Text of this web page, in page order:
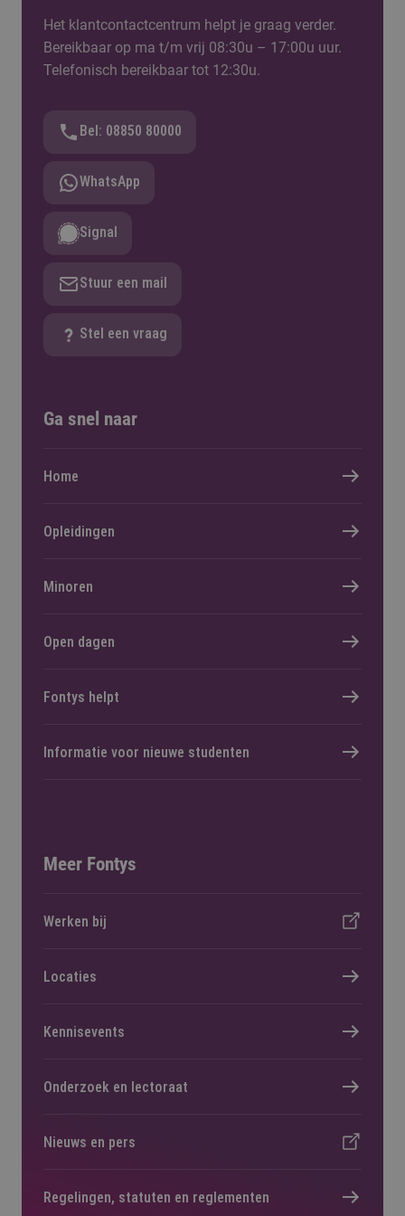
degree, is het belangrijk om je goed te verdiepen in het
kostenplaatje. In de meeste gevallen betekent het starten
Dat tarief verschilt per studie en onderwijsinstelling.
Meer over collegegeld voor een tweede studie
Meer over wettelijk collegegeld en
Het klantcontactcentrum helpt je graag verder.
Bereikbaar op ma t/m vrij 08:30u – 17:00u uur.
Telefonisch bereikbaar tot 12:30u.
Bel: 08850 80000
WhatsApp
Signal
Stuur een mail
Stel een vraag
Ga snel naar
Home
Opleidingen
Minoren
Open dagen
Fontys helpt
Informatie voor nieuwe studenten
Meer Fontys
Werken bij
Locaties
Kennisevents
Onderzoek en lectoraat
Nieuws en pers
Regelingen, statuten en reglementen